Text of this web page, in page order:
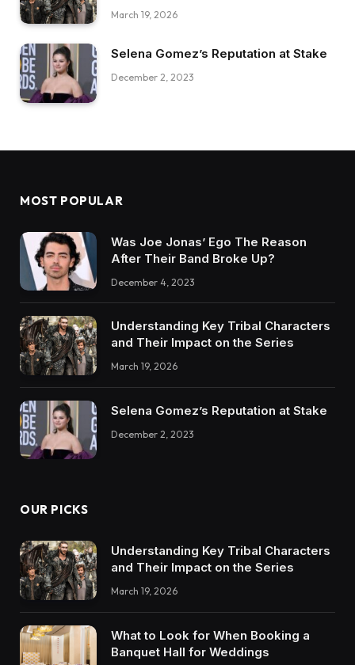
March 19, 2026
Selena Gomez’s Reputation at Stake
December 2, 2023
MOST POPULAR
Was Joe Jonas’ Ego The Reason
After Their Band Broke Up?
December 4, 2023
Understanding Key Tribal Characters
and Their Impact on the Series
March 19, 2026
Selena Gomez’s Reputation at Stake
December 2, 2023
OUR PICKS
Understanding Key Tribal Characters
and Their Impact on the Series
March 19, 2026
What to Look for When Booking a
Banquet Hall for Weddings